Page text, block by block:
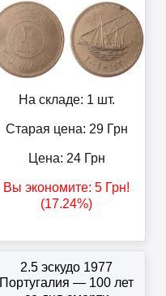
На складе: 1 шт.
Старая цена: 29Грн
Цена: 24Грн
Вы экономите: 5 Грн!
(17.24%)
2.5 эскудо 1977
Португалия — 100 лет